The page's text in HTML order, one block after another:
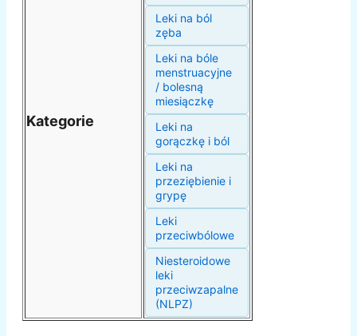
Kategorie
Leki na ból
zęba
Leki na bóle
menstruacyjne
/ bolesną
miesiączkę
Leki na
gorączkę i ból
Leki na
przeziębienie i
grypę
Leki
przeciwbólowe
Niesteroidowe
leki
przeciwzapalne
(NLPZ)